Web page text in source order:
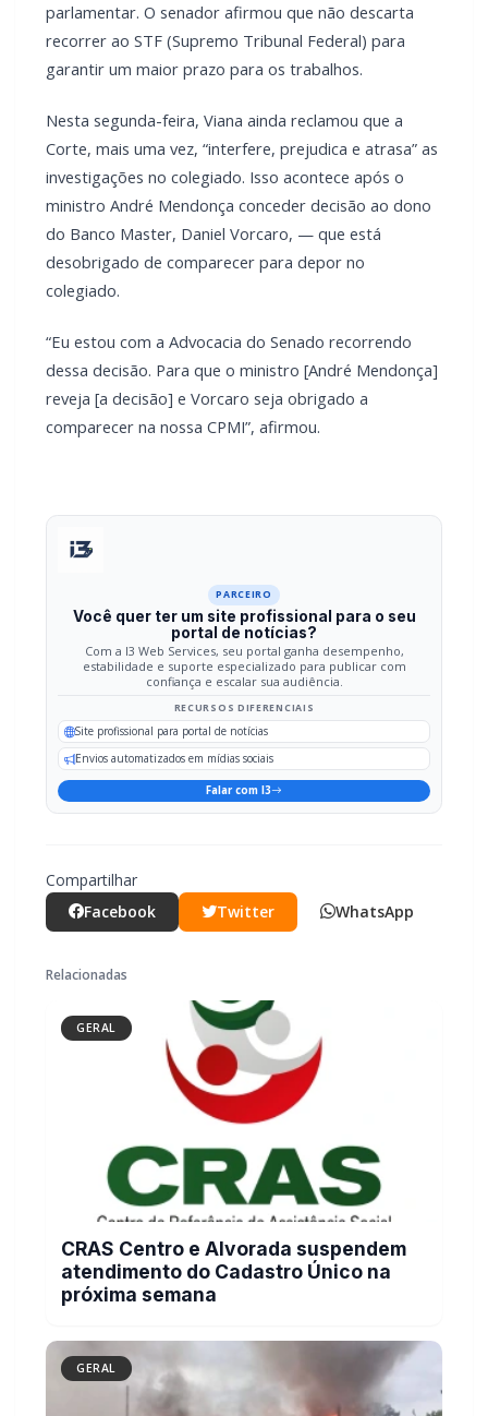
parlamentar. O senador afirmou que não descarta
recorrer ao STF (Supremo Tribunal Federal) para
garantir um maior prazo para os trabalhos.
Nesta segunda-feira, Viana ainda reclamou que a
Corte, mais uma vez, “interfere, prejudica e atrasa” as
investigações no colegiado. Isso acontece após o
ministro André Mendonça conceder decisão ao dono
do Banco Master, Daniel Vorcaro, — que está
desobrigado de comparecer para depor no
colegiado.
“Eu estou com a Advocacia do Senado recorrendo
dessa decisão. Para que o ministro [André Mendonça]
reveja [a decisão] e Vorcaro seja obrigado a
comparecer na nossa CPMI”, afirmou.
PARCEIRO
Você quer ter um site profissional para o seu
portal de notícias?
Com a I3 Web Services, seu portal ganha desempenho,
estabilidade e suporte especializado para publicar com
confiança e escalar sua audiência.
RECURSOS DIFERENCIAIS
Site profissional para portal de notícias
Envios automatizados em mídias sociais
Falar com I3
Compartilhar
Facebook
Twitter WhatsApp
Relacionadas
GERAL
CRAS Centro e Alvorada suspendem
atendimento do Cadastro Único na
próxima semana
GERAL